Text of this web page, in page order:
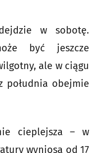
w sobotę.
być jeszcze
ale w ciągu
południa obejmie
cieplejsza – w
wyniosą od 17